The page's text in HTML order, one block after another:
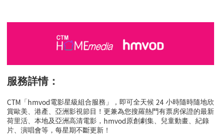
服務詳情：
CTM 「 hmvod電影星級組合服務」，即可全天候 24 小時隨時隨地欣
賞歐美、港產、亞洲影視節目！更兼為您搜羅熱門有票房保證的最新
荷里活、本地及亞洲高清電影， hmvod原創劇集、兒童動畫、紀錄
片、演唱會等，每星期不斷更新！